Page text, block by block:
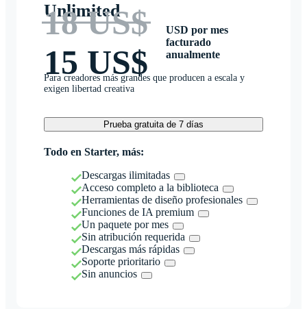
Unlimited
18 US$
15 US$
USD por mes
facturado
anualmente
Para creadores más grandes que producen a escala y
exigen libertad creativa
Prueba gratuita de 7 días
Todo en Starter, más:
Descargas ilimitadas
Acceso completo a la biblioteca
Herramientas de diseño profesionales
Funciones de IA premium
Un paquete por mes
Sin atribución requerida
Descargas más rápidas
Soporte prioritario
Sin anuncios